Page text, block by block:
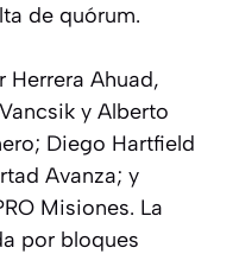
de quórum.
Herrera Ahuad,
y Alberto
Diego Hartfield
Avanza; y
Misiones. La
por bloques